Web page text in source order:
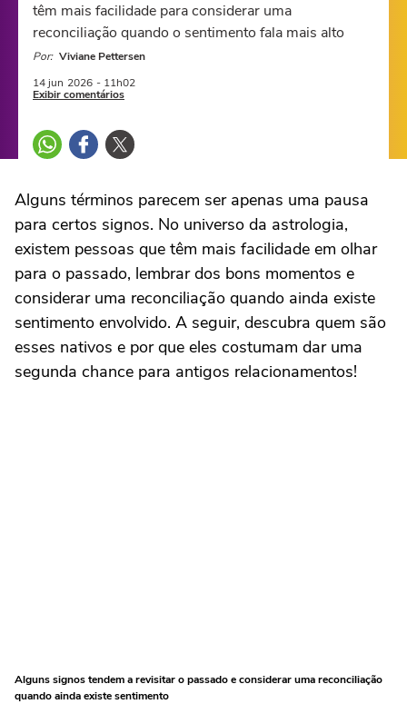
têm mais facilidade para considerar uma
reconciliação quando o sentimento fala mais alto
Por: Viviane Pettersen
14 jun 2026 - 11h02
Exibir comentários
Alguns términos parecem ser apenas uma pausa
para certos signos. No universo da astrologia,
existem pessoas que têm mais facilidade em olhar
para o passado, lembrar dos bons momentos e
considerar uma reconciliação quando ainda existe
sentimento envolvido. A seguir, descubra quem são
esses nativos e por que eles costumam dar uma
segunda chance para antigos relacionamentos!
Alguns signos tendem a revisitar o passado e considerar uma reconciliação
quando ainda existe sentimento